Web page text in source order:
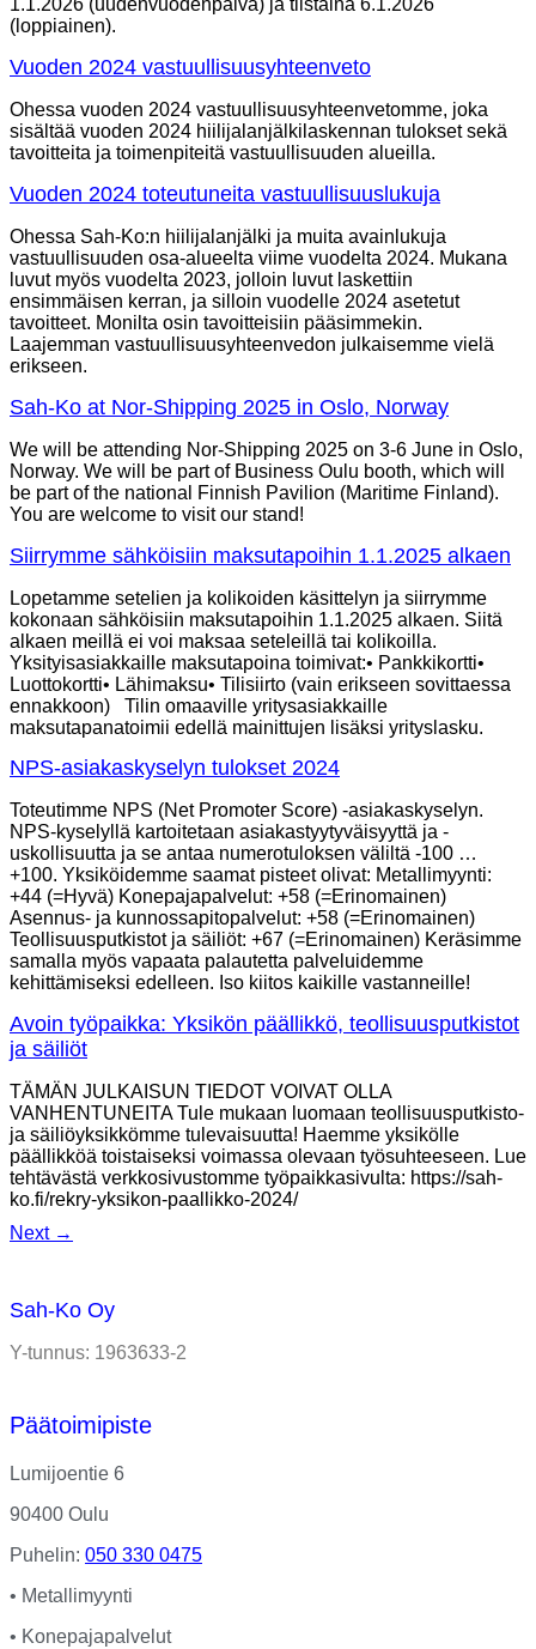
(loppiainen).
Vuoden 2024 vastuullisuusyhteenveto
Ohessa vuoden 2024 vastuullisuusyhteenvetomme, joka
sisältää vuoden 2024 hiilijalanjälkilaskennan tulokset sekä
tavoitteita ja toimenpiteitä vastuullisuuden alueilla.
Vuoden 2024 toteutuneita vastuullisuuslukuja
Ohessa Sah-Ko:n hiilijalanjälki ja muita avainlukuja
vastuullisuuden osa-alueelta viime vuodelta 2024. Mukana
luvut myös vuodelta 2023, jolloin luvut laskettiin
ensimmäisen kerran, ja silloin vuodelle 2024 asetetut
tavoitteet. Monilta osin tavoitteisiin pääsimmekin.
Laajemman vastuullisuusyhteenvedon julkaisemme vielä
erikseen.
Sah-Ko at Nor-Shipping 2025 in Oslo, Norway
We will be attending Nor-Shipping 2025 on 3-6 June in Oslo,
Norway. We will be part of Business Oulu booth, which will
be part of the national Finnish Pavilion (Maritime Finland).
You are welcome to visit our stand!
Siirrymme sähköisiin maksutapoihin 1.1.2025 alkaen
Lopetamme setelien ja kolikoiden käsittelyn ja siirrymme
kokonaan sähköisiin maksutapoihin 1.1.2025 alkaen. Siitä
alkaen meillä ei voi maksaa seteleillä tai kolikoilla.
Yksityisasiakkaille maksutapoina toimivat:• Pankkikortti•
Luottokortti• Lähimaksu• Tilisiirto (vain erikseen sovittaessa
ennakkoon) Tilin omaaville yritysasiakkaille
maksutapanatoimii edellä mainittujen lisäksi yrityslasku.
NPS-asiakaskyselyn tulokset 2024
Toteutimme NPS (Net Promoter Score) -asiakaskyselyn.
NPS-kyselyllä kartoitetaan asiakastyytyväisyyttä ja -
uskollisuutta ja se antaa numerotuloksen väliltä -100 …
+100. Yksiköidemme saamat pisteet olivat: Metallimyynti:
+44 (=Hyvä) Konepajapalvelut: +58 (=Erinomainen)
Asennus- ja kunnossapitopalvelut: +58 (=Erinomainen)
Teollisuusputkistot ja säiliöt: +67 (=Erinomainen) Keräsimme
samalla myös vapaata palautetta palveluidemme
kehittämiseksi edelleen. Iso kiitos kaikille vastanneille!
Avoin työpaikka: Yksikön päällikkö, teollisuusputkistot
ja säiliöt
TÄMÄN JULKAISUN TIEDOT VOIVAT OLLA
VANHENTUNEITA Tule mukaan luomaan teollisuusputkisto-
ja säiliöyksikkömme tulevaisuutta! Haemme yksikölle
päällikköä toistaiseksi voimassa olevaan työsuhteeseen. Lue
tehtävästä verkkosivustomme työpaikkasivulta: https://sah-
ko.fi/rekry-yksikon-paallikko-2024/
Next →
Sah-Ko Oy
Y-tunnus: 1963633-2
Päätoimipiste
Lumijoentie 6
90400 Oulu
Puhelin: 050 330 0475
• Metallimyynti
• Konepajapalvelut